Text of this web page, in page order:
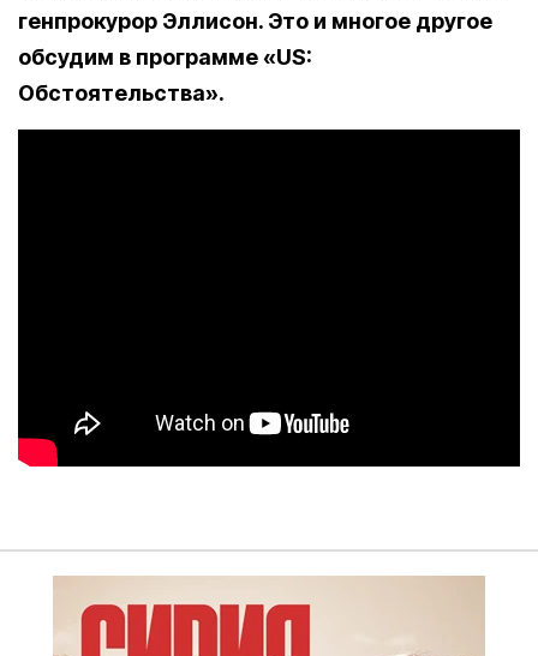
генпрокурор Эллисон. Это и многое другое
обсудим в программе «US:
Обстоятельства».